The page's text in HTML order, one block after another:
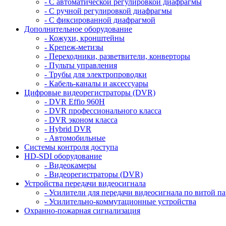
- С ручной регулировкой диафрагмы
- С фиксированной диафрагмой
Дополнительное оборудование
- Кожухи, кронштейны
- Крепеж-метизы
- Переходники, разветвители, конверторы
- Пульты управления
- Трубы для электропроводки
- Кабель-каналы и аксессуары
Цифровые видеорегистраторы (DVR)
- DVR Effio 960H
- DVR профессионального класса
- DVR эконом класса
- Hybrid DVR
- Автомобильные
Системы контроля доступа
HD-SDI оборудование
- Видеокамеры
- Видеорегистраторы (DVR)
Устройства передачи видеосигнала
- Усилители для передачи видеосигнала по витой
- Усилительно-коммутационные устройства
Охранно-пожарная сигнализация